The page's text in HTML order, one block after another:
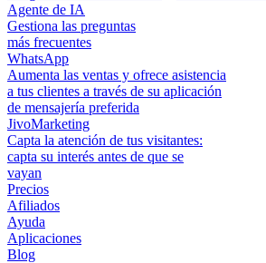
Agente de IA
Gestiona las preguntas
más frecuentes
WhatsApp
Aumenta las ventas y ofrece asistencia
a tus clientes a través de su aplicación
de mensajería preferida
JivoMarketing
Capta la atención de tus visitantes:
capta su interés antes de que se
vayan
Precios
Afiliados
Ayuda
Aplicaciones
Blog